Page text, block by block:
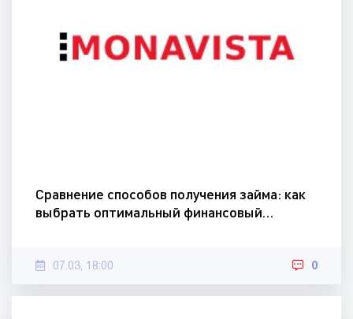
Сравнение способов получения займа: как
выбрать оптимальный финансовый…
07.03, 18:00 0